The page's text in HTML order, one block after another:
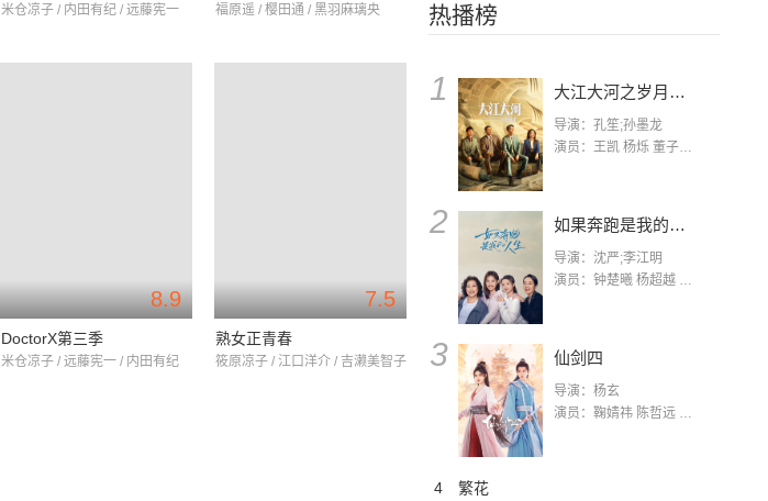
热播榜
1 大江大河之岁月如歌
导演：孔笙;孙墨龙
演员：王凯 杨烁 董子健 杨采钰 张佳宁 练练 林栋甫 房子斌
2 如果奔跑是我的人生
导演：沈严;李江明
演员：钟楚曦 杨超越 许娣 陈小艺 侯雯元 宋洋 王宥钧 李添诺
3 仙剑四
导演：杨玄
演员：鞠婧祎 陈哲远 茅子俊 毛晓慧 王媛可 张志浩 林枫松 张帆（演员）
4 繁花
米仓凉子 / 内田有纪 / 远藤宪一 福原遥 / 樱田通 / 黑羽麻璃央
8.9
DoctorX第三季
米仓凉子 / 远藤宪一 / 内田有纪
7.5
熟女正青春
筱原凉子 / 江口洋介 / 吉濑美智子